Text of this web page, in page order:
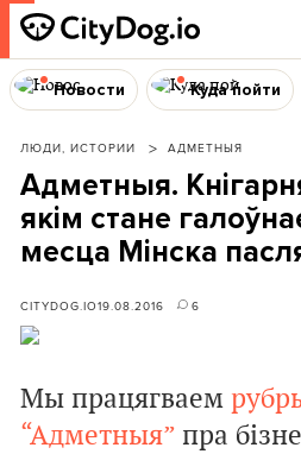
Новости Куда пойти
ЛЮДИ, ИСТОРИИ АДМЕТНЫЯ
Адметныя.
якім стане
месца Мінска
CITYDOG.IO19.08.2016 6
Мы працягваем
“Адметныя” пра